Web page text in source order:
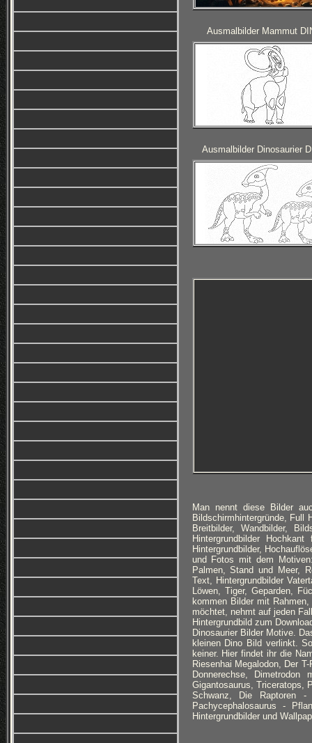
Ausmalbilder Mammut
Ausmalbilder Dinosaurier
Man nennt diese Bilder
Bildschirmhintergründe, Full
Breitbilder, Wandbilder,
Hintergrundbilder
Hintergrundbilder,
und Fotos mit dem
Palmen, Stand und Meer,
Text, Hintergrundbilder
Löwen, Tiger, Geparden,
kommen Bilder mit
möchtet, nehmt auf jeden
Hintergrundbild zum
Dinosaurier Bilder Motive.
kleinen Dino Bild verlinkt.
keiner. Hier findet ihr die
Riesenhai Megalodon, Der
Donnerechse,
Gigantosaurus, Triceratops,
Schwanz, Die Raptoren
Pachycephalosaurus -
Hintergrundbilder und